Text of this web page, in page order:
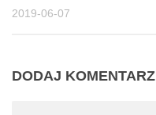
2019-06-07
DODAJ KOMENTARZ